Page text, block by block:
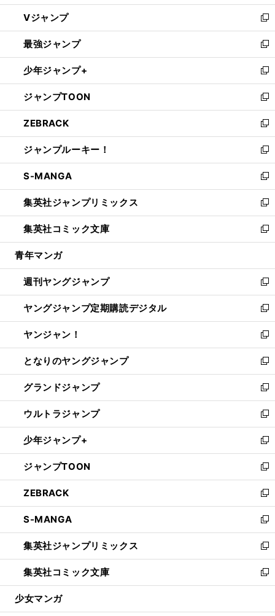
ウ
ィ
ン
ド
ウ
で
開
く
し
い
ウ
ィ
ン
ド
ウ
で
開
く
Vジャンプ
新
し
い
ウ
ィ
ン
ド
ウ
で
開
く
最強ジャンプ
新
し
い
ウ
ィ
ン
ド
ウ
で
開
く
少年ジャンプ+
新
し
い
ウ
ィ
ン
ド
ウ
で
開
く
ジャンプTOON
新
し
い
ウ
ィ
ン
ド
ウ
で
開
く
ZEBRACK
新
し
い
ウ
ィ
ン
ド
ウ
で
開
ジャンプルーキー！
新
し
い
ウ
ィ
ン
ド
ウ
開
く
S-MANGA
新
し
い
ウ
ィ
ン
ウ
で
開
く
集英社ジャンプリミックス
新
し
い
ウ
ン
ド
ウ
で
開
く
集英社コミック文庫
新
し
ウ
ィ
ン
ド
ウ
で
開
く
青年マンガ
週刊ヤングジャンプ
新
し
い
ウ
ィ
ン
ド
ウ
で
開
く
ヤングジャンプ定期購読デジタル
新
し
い
ウ
ィ
ン
ド
ウ
で
開
く
ヤンジャン！
新
し
い
ウ
ィ
ン
ド
ウ
で
開
く
となりのヤングジャンプ
新
し
い
ウ
ィ
ン
ド
ウ
で
開
く
グランドジャンプ
新
し
い
ウ
ィ
ン
ド
ウ
で
開
く
ウルトラジャンプ
新
し
い
ウ
ィ
ン
ド
ウ
で
開
く
少年ジャンプ+
新
し
い
ウ
ィ
ン
ド
ウ
で
開
く
ジャンプTOON
新
し
い
ウ
ィ
ン
ド
ウ
で
開
ZEBRACK
新
し
い
ウ
ィ
ン
ド
ウ
開
S-MANGA
新
し
い
ウ
ィ
ン
ウ
集英社ジャンプリミックス
新
し
い
ウ
ン
集英社コミック文庫
新
し
ウ
少女マンガ